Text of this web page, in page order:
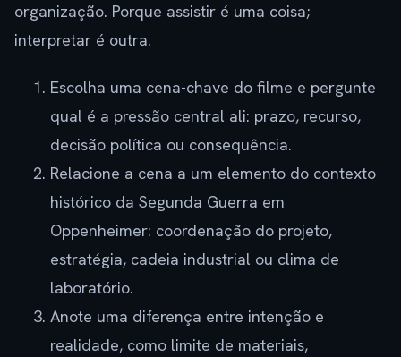
organização. Porque assistir é uma coisa;
interpretar é outra.
Escolha uma cena-chave do filme e pergunte
qual é a pressão central ali: prazo, recurso,
decisão política ou consequência.
Relacione a cena a um elemento do contexto
histórico da Segunda Guerra em
Oppenheimer: coordenação do projeto,
estratégia, cadeia industrial ou clima de
laboratório.
Anote uma diferença entre intenção e
realidade, como limite de materiais,